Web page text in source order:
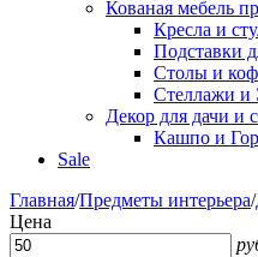
Кованая мебель
Кресла и
Подставки
Столы и
Стеллажи и
Декор для дачи и
Кашпо и
Sale
Главная/Предметы интерьера/
Цена